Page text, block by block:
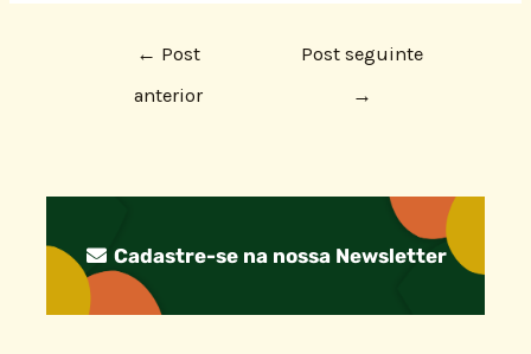
← Post
anterior
Post seguinte
→
Cadastre-se na nossa Newsletter